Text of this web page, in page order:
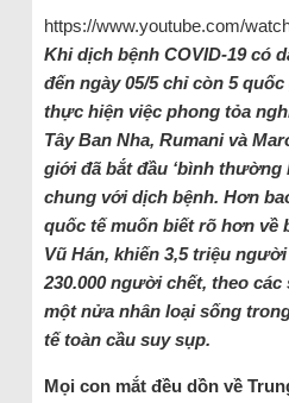
https://www.youtube.com/
Khi dịch bệnh COVID-19 có
đến ngày 05/5 chỉ còn 5
thực hiện việc phong tỏa
Tây Ban Nha, Rumani và
giới đã bắt đầu ‘bình thường
chung với dịch bệnh. Hơn
quốc tế muốn biết rõ hơn về
Vũ Hán, khiến 3,5 triệu
230.000 người chết, theo
một nửa nhân loại sống
tế toàn cầu suy sụp.
Mọi con mắt đều dồn về